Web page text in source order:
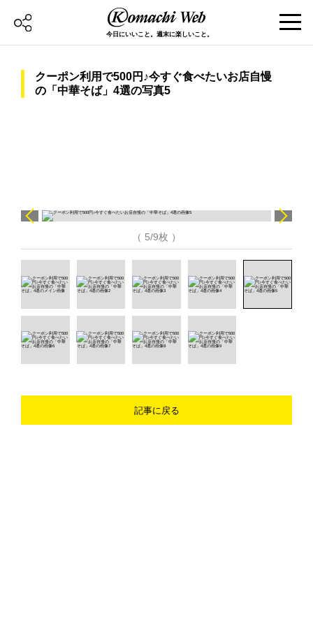
今日にいいこと。週末に楽しいこと。
クーポン利用で500円♪今すぐ食べたいお店自慢
の「中華そば」4選の写真5
（ 5/9枚 ）
記事に戻る